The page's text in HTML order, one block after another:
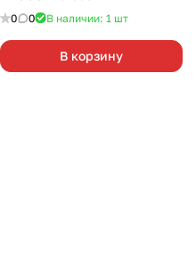
0 0 В наличии: 1 шт
В корзину